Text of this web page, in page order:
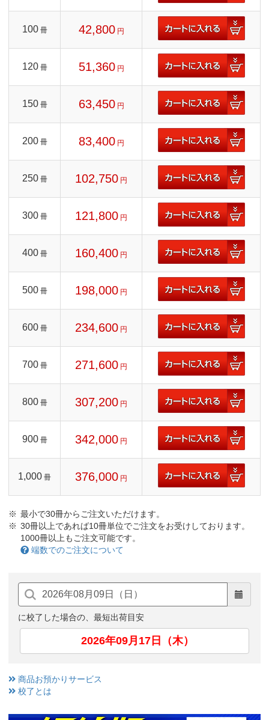
100 冊 42,800 円
120 冊 51,360 円
150 冊 63,450 円
200 冊 83,400 円
250 冊 102,750 円
300 冊 121,800 円
400 冊 160,400 円
500 冊 198,000 円
600 冊 234,600 円
700 冊 271,600 円
800 冊 307,200 円
900 冊 342,000 円
1,000 冊 376,000 円
最小で30冊からご注文いただけます。
30冊以上であれば10冊単位でご注文をお受けしております。
1000冊以上もご注文可能です。
端数でのご注文について
に校了した場合の、最短出荷目安
2026年09月17日（木）
商品お預かりサービス
校了とは